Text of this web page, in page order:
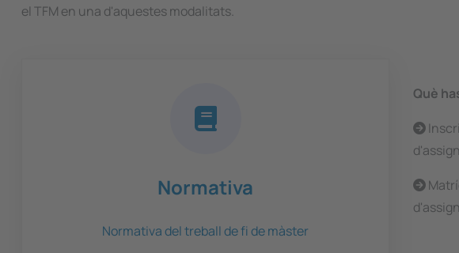
el TFM en una d'aquestes modalitats.
Normativa
Normativa del treball de fi de màster
Què